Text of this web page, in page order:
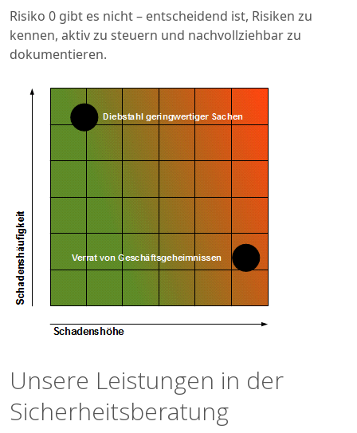
Risiko 0 gibt es nicht – entscheidend ist, Risiken zu
kennen, aktiv zu steuern und nachvollziehbar zu
dokumentieren.
Unsere Leistungen in der
Sicherheitsberatung